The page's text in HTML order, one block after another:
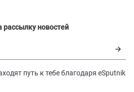
рассылку новостей
путь к тебе благодаря eSputnik